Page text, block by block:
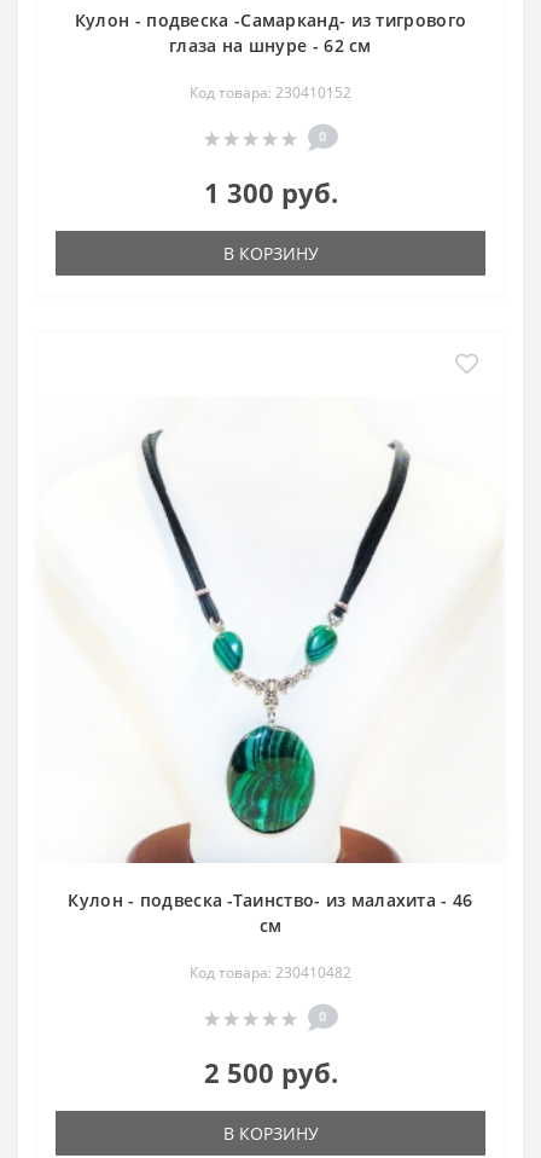
Кулон - подвеска -Самарканд- из тигрового
глаза на шнуре - 62 см
Код товара: 230410152
0
1 300 руб.
В КОРЗИНУ
Кулон - подвеска -Таинство- из малахита - 46
см
Код товара: 230410482
0
2 500 руб.
В КОРЗИНУ